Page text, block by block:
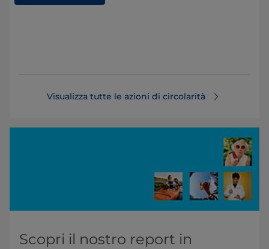
Visualizza tutte le azioni di circolarità
Scopri il nostro report in